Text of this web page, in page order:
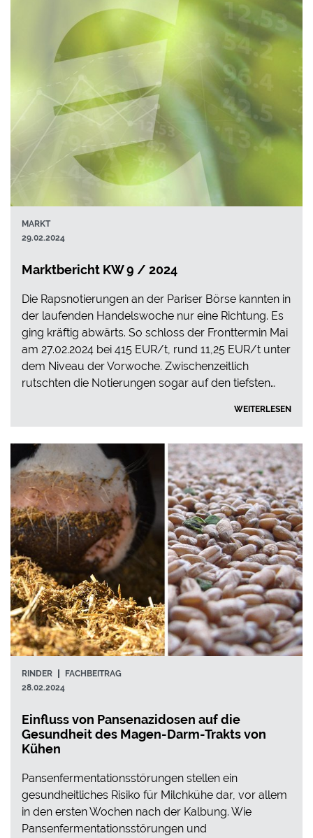
MARKT
29.02.2024
Marktbericht KW 9 / 2024
Die Rapsnotierungen an der Pariser Börse kannten in
der laufenden Handelswoche nur eine Richtung. Es
ging kräftig abwärts. So schloss der Fronttermin Mai
am 27.02.2024 bei 415 EUR/t, rund 11,25 EUR/t unter
dem Niveau der Vorwoche. Zwischenzeitlich
rutschten die Notierungen sogar auf den tiefsten…
WEITERLESEN
RINDER
FACHBEITRAG
28.02.2024
Einfluss von Pansenazidosen auf die
Gesundheit des Magen-Darm-Trakts von
Kühen
Pansenfermentationsstörungen stellen ein
gesundheitliches Risiko für Milchkühe dar, vor allem
in den ersten Wochen nach der Kalbung. Wie
Pansenfermentationsstörungen und